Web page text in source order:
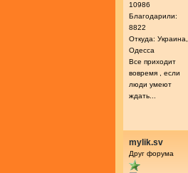
10986
Благодарили:
8822
Откуда: Украина,
Одесса
Все приходит
вовремя , если
люди умеют
ждать...
mylik.sv
Друг форума